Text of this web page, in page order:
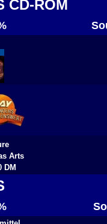
CD-ROM
Arts
DM